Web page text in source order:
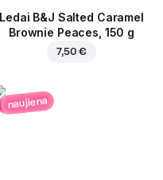
Ledai B&J Salted Caramel
Brownie Peaces, 150 g
7,50 €
naujiena